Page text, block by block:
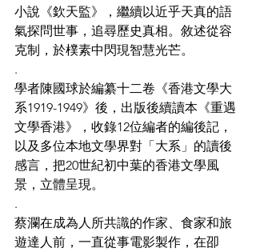
小說《欽天監》，繼續以近乎天真的語
氣探問世事，追尋歷史真相。敘述從容
克制，於樸素中閃現智慧光芒。
.
學者陳國球於編纂十二卷《香港文學大
系1919-1949》後，出版後續讀本《重遇
文學香港》，收錄12位編者的編後記，
以及多位本地文學界對「大系」的讀後
感言，把20世紀初中葉的香港文學風
景，立體呈現。
.
蔡瀾在成為人所共識的作家、食家和旅
遊達人前，一直從事電影製作，在卲